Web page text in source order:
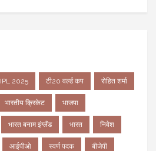
IPL 2025 टी20 वर्ल्ड कप रोहित शर्मा
भारतीय क्रिकेट भाजपा
भारत बनाम इंग्लैंड भारत निवेश
आईपीओ स्वर्ण पदक बीजेपी